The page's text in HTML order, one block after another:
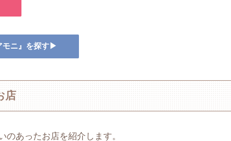
モニ』を探す▶
店
あったお店を紹介します。